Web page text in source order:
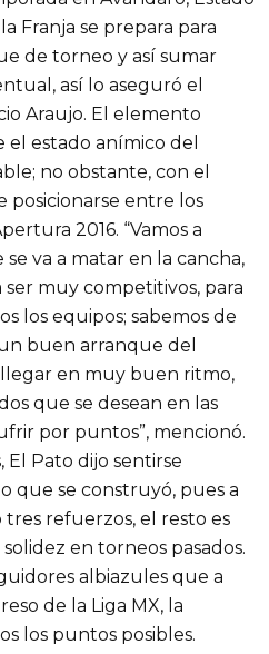
Franja se prepara para
de torneo y así sumar
así lo aseguró el
Araujo. El elemento
estado anímico del
no obstante, con el
posicionarse entre los
2016. “Vamos a
va a matar en la cancha,
muy competitivos, para
los equipos; sabemos de
buen arranque del
en muy buen ritmo,
que se desean en las
por puntos”, mencionó.
El Pato dijo sentirse
que se construyó, pues a
refuerzos, el resto es
en torneos pasados.
albiazules que a
de la Liga MX, la
los puntos posibles.